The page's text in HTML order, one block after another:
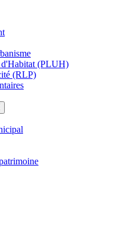
d'Habitat (PLUH)
(RLP)